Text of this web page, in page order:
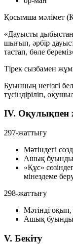
Қосымша мәлімет
«Дауысты
шығып, әрбір
тастап, бөле
Тірек сызбамен
Буынның негізгі
түсіндіріліп,
IV. Оқулықпен
297-жаттығу
Мәтіндегі
Ашық буынды
«Құс»
мінездеме
298-жаттығу
Мәтінді оқып,
Ашық буынды
V. Бекіту